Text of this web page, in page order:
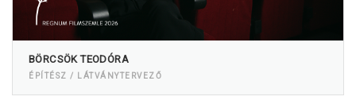
BÖRCSÖK TEODÓRA
ÉPÍTÉSZ / LÁTVÁNYTERVEZŐ